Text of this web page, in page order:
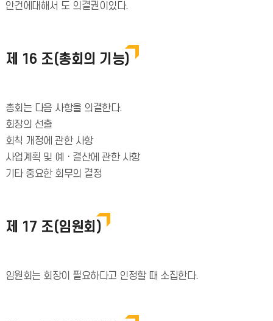
안건에대해서 도 의결권이있다.
제 16 조(총회의 기능)
총회는 다음 사항을 의결한다.
회장의 선출
회칙 개정에 관한 사항
사업계획 및 예ㆍ결산에 관한 사항
기타 중요한 회무의 결정
제 17 조(임원회)
임원회는 회장이 필요하다고 인정할 때 소집한다.